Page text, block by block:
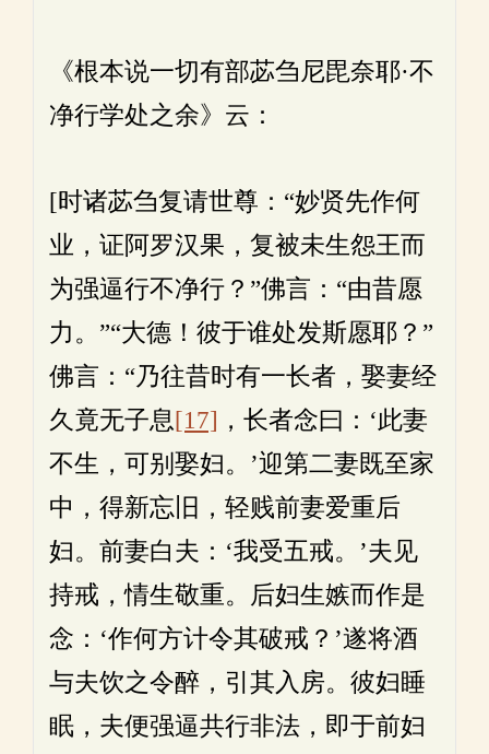
《根本说一切有部苾刍尼毘奈耶·不
净行学处之余》云：
[时诸苾刍复请世尊：“妙贤先作何
业，证阿罗汉果，复被未生怨王而
为强逼行不净行？”佛言：“由昔愿
力。”“大德！彼于谁处发斯愿耶？”
佛言：“乃往昔时有一长者，娶妻经
久竟无子息[17] ，长者念曰：‘此妻
不生，可别娶妇。’迎第二妻既至家
中，得新忘旧，轻贱前妻爱重后
妇。前妻白夫：‘我受五戒。’夫见
持戒，情生敬重。后妇生嫉而作是
念：‘作何方计令其破戒？’遂将酒
与夫饮之令醉，引其入房。彼妇睡
眠，夫便强逼共行非法，即于前妇